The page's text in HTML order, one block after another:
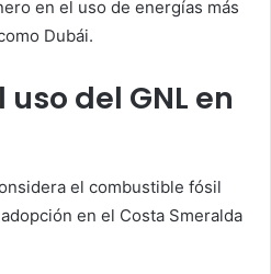
en el uso de energías más
Dubái.
del GNL en
el combustible fósil
en el Costa Smeralda